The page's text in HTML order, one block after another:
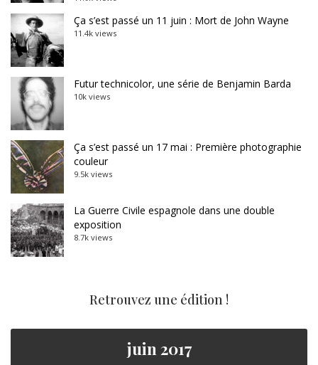
Ça s’est passé un 11 juin : Mort de John Wayne
11.4k views
Futur technicolor, une série de Benjamin Barda
10k views
Ça s’est passé un 17 mai : Première photographie
couleur
9.5k views
La Guerre Civile espagnole dans une double
exposition
8.7k views
Retrouvez une édition !
juin 2017